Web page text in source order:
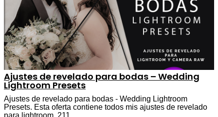
Ajustes de revelado para bodas – Wedding
Lightroom Presets
Ajustes de revelado para bodas - Wedding Lightroom
Presets. Esta oferta contiene todos mis ajustes de revelado
para lightroom, 211…